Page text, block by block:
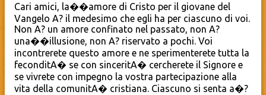
Cari amici, la��amore di Cristo per il giovane del
Vangelo A? il medesimo che egli ha per ciascuno di voi.
Non A? un amore confinato nel passato, non A?
una��illusione, non A? riservato a pochi. Voi
incontrerete questo amore e ne sperimenterete tutta la
feconditA� se con sinceritA� cercherete il Signore e
se vivrete con impegno la vostra partecipazione alla
vita della comunitA� cristiana. Ciascuno si senta a�?